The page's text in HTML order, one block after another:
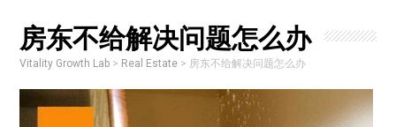
房东不给解决问题怎么办
Vitality Growth Lab > Real Estate > 房东不给解决问题怎么办